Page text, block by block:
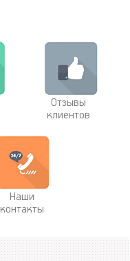
Отзывы
клиентов
Наши
контакты